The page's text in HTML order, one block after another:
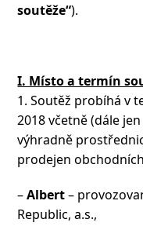
soutěže“).
I. Místo a termín
1. Soutěž probíhá v
2018 včetně (dále jen
výhradně
prodejen
–Albert–
Republic, a.s.,